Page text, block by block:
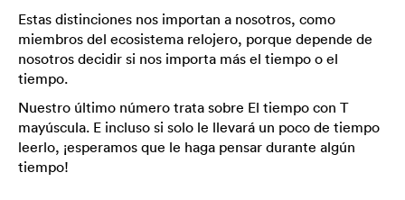
Estas distinciones nos importan a nosotros, como
miembros del ecosistema relojero, porque depende de
nosotros decidir si nos importa más el tiempo o el
tiempo.
Nuestro último número trata sobre El tiempo con T
mayúscula. E incluso si solo le llevará un poco de tiempo
leerlo, ¡esperamos que le haga pensar durante algún
tiempo!